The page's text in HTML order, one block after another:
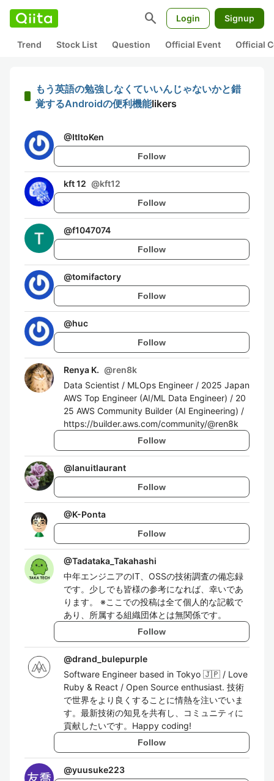
search Login Signup
Trend Stock List Question Official Event Official
もう英語の勉強しなくていいんじゃないかと錯
覚するAndroidの便利機能likers
@ItItoKen
Follow
kft 12 @kft12
Follow
@f1047074
Follow
@tomifactory
Follow
@huc
Follow
Renya K. @ren8k
Data Scientist / MLOps Engineer / 2025 Japan
AWS Top Engineer (AI/ML Data Engineer) / 20
25 AWS Community Builder (AI Engineering) /
https://builder.aws.com/community/@ren8k
Follow
@lanuitlaurant
Follow
@K-Ponta
Follow
@Tadataka_Takahashi
中年エンジニアのIT、OSSの技術調査の備忘録
です。少しでも皆様の参考になれば、幸いであ
ります。 ※ここでの投稿は全て個人的な記載で
あり、所属する組織団体とは無関係です。
Follow
@drand_bulepurple
Software Engineer based in Tokyo 🇯🇵 / Love
Ruby & React / Open Source enthusiast. 技術
で世界をより良くすることに情熱を注いでいま
す。最新技術の知見を共有し、コミュニティに
貢献したいです。Happy coding!
Follow
@yuusuke223